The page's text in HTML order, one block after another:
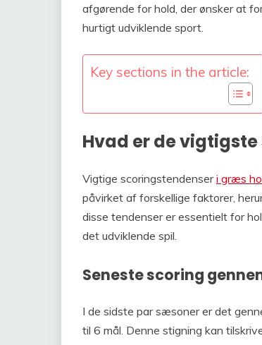
afgørende for hold, der ønsker at
hurtigt udviklende sport.
Key sections in the article:
Hvad er de
Vigtige scoringstendenseri græs
påvirket af forskellige faktorer,
disse tendenser er essentielt for
det udviklende spil.
Seneste scoring
I de sidste par sæsoner er det
til 6 mål. Denne stigning kan